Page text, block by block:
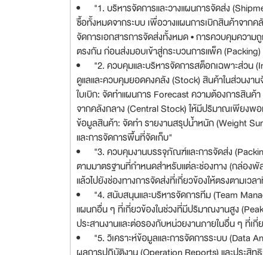
"1. บริหารจัดการและวางแผนการจัดส่ง
ซื้อทั้งหมดจากระบบ เพื่อวางแผนการเบิกสินค้าจากค
จัดการเอกสารการจัดส่งทั้งหมด • การควบคุมควา
ตรงกัน ก่อนส่งมอบเข้าสู่กระบวนการแพ็ค
"2. ควบคุมและบริหารจัดการสต็อกเฉพาะส่วน
ดูแลและควบคุมยอดคงคลัง (Stock) สินค้าในส่วนงาน
ใบเบิก: จัดทำแผนการ Forecast ความต้องการสินค้
จากคลังกลาง (Central Stock) ให้มีปริมาณเพียงพอ
ข้อมูลสินค้า: จัดทำ รายงานสรุปน้ำหนัก (Weight
และการจัดการพื้นที่จัดเก็บ"
"3. ควบคุมงานบรรจุภัณฑ์และการจัดส่ง
ตามมาตรฐานที่กำหนดสำหรับแต่ละช่องทาง (กล่อง
แล้วไปยังช่องทางการจัดส่งที่เกี่ยวข้องให้ตรงตามเว
"4. สนับสนุนและบริหารจัดการทีม (Team
แผนกอื่น ๆ ที่เกี่ยวข้องในช่วงที่มีปริมาณงานสูง
ประสานงานและต่อรองกับหน่วยงานภายในอื่น ๆ ที่เ
"5. วิเคราะห์ข้อมูลและการจัดการระบบ (Data